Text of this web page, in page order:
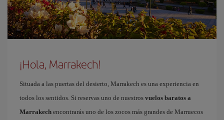
¡Hola, Marrakech!
Situada a las puertas del desierto, Marrakech es una experiencia en
todos los sentidos. Si reservas uno de nuestros vuelos baratos a
Marrakech encontrarás uno de los zocos más grandes de Marruecos